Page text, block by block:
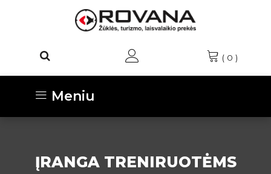
( 0 )
Meniu
ĮRANGA TRENIRUOTĖMS